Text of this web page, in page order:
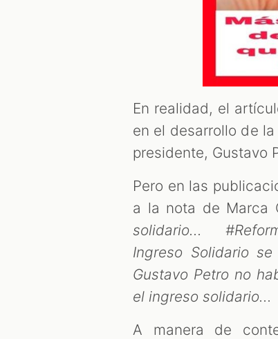
En realidad, el
en el desarrollo de
presidente, Gustavo
Pero en las
a la nota de Marca
solidario...
Ingreso Solidario
Gustavo Petro no
el ingreso
A manera de